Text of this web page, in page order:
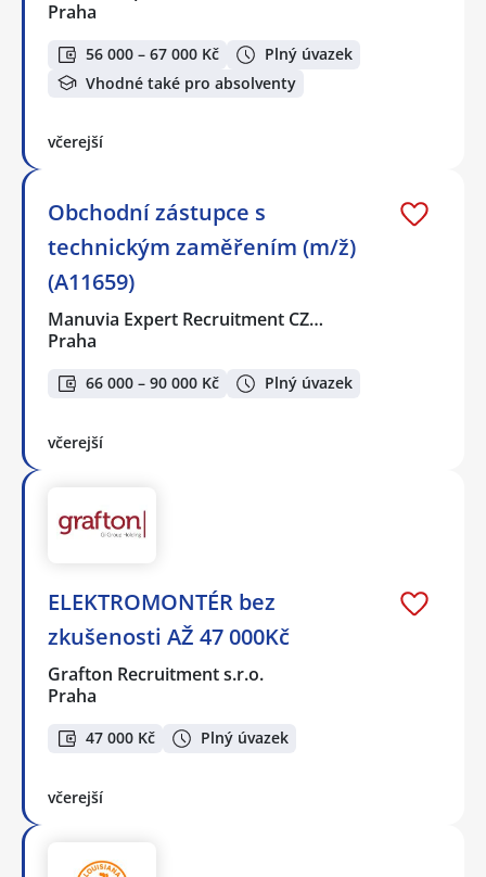
Praha
56 000 – 67 000 Kč
Plný úvazek
Vhodné také pro absolventy
včerejší
Obchodní zástupce s
technickým zaměřením (m/ž)
(A11659)
Manuvia Expert Recruitment CZ…
Praha
66 000 – 90 000 Kč Plný úvazek
včerejší
ELEKTROMONTÉR bez
zkušenosti AŽ 47 000Kč
Grafton Recruitment s.r.o.
Praha
47 000 Kč Plný úvazek
včerejší